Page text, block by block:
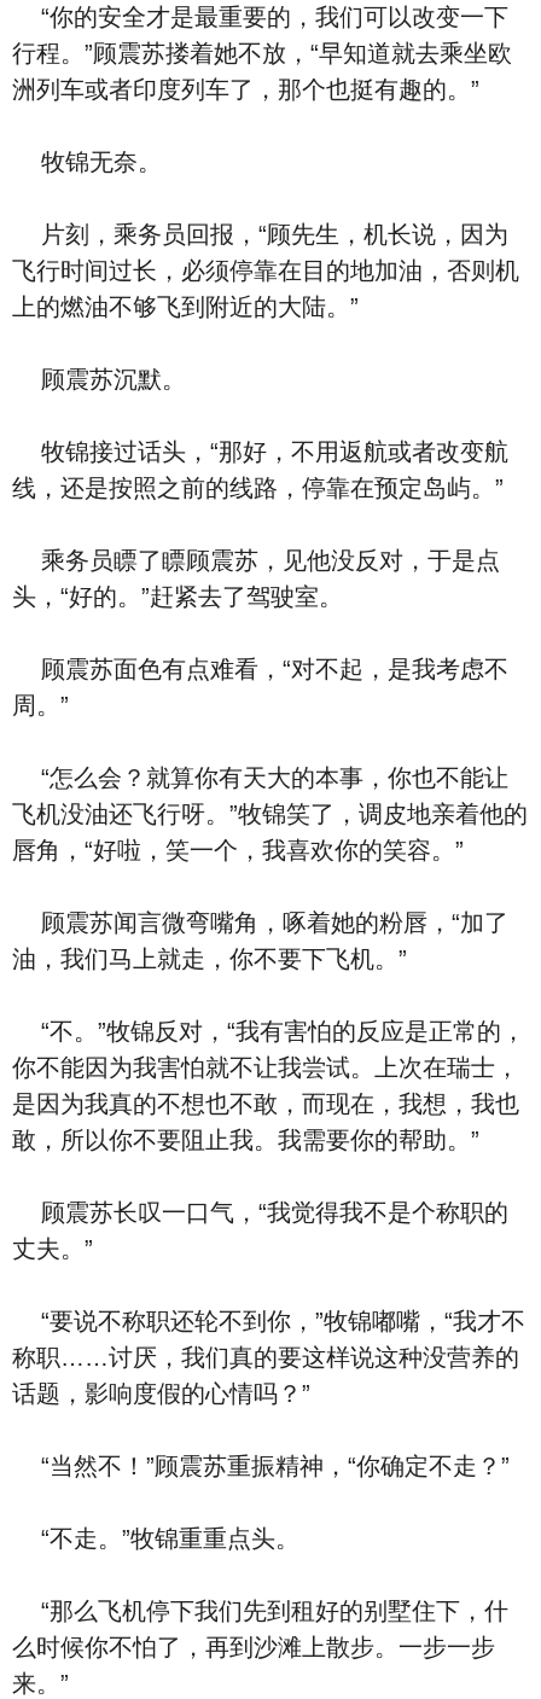
“你的安全才是最重要的，我们可以改变一下
行程。”顾震苏搂着她不放，“早知道就去乘坐欧
洲列车或者印度列车了，那个也挺有趣的。”
牧锦无奈。
片刻，乘务员回报，“顾先生，机长说，因为
飞行时间过长，必须停靠在目的地加油，否则机
上的燃油不够飞到附近的大陆。”
顾震苏沉默。
牧锦接过话头，“那好，不用返航或者改变航
线，还是按照之前的线路，停靠在预定岛屿。”
乘务员瞟了瞟顾震苏，见他没反对，于是点
头，“好的。”赶紧去了驾驶室。
顾震苏面色有点难看，“对不起，是我考虑不
周。”
“怎么会？就算你有天大的本事，你也不能让
飞机没油还飞行呀。”牧锦笑了，调皮地亲着他的
唇角，“好啦，笑一个，我喜欢你的笑容。”
顾震苏闻言微弯嘴角，啄着她的粉唇，“加了
油，我们马上就走，你不要下飞机。”
“不。”牧锦反对，“我有害怕的反应是正常的，
你不能因为我害怕就不让我尝试。上次在瑞士，
是因为我真的不想也不敢，而现在，我想，我也
敢，所以你不要阻止我。我需要你的帮助。”
顾震苏长叹一口气，“我觉得我不是个称职的
丈夫。”
“要说不称职还轮不到你，”牧锦嘟嘴，“我才不
称职……讨厌，我们真的要这样说这种没营养的
话题，影响度假的心情吗？”
“当然不！”顾震苏重振精神，“你确定不走？”
“不走。”牧锦重重点头。
“那么飞机停下我们先到租好的别墅住下，什
么时候你不怕了，再到沙滩上散步。一步一步
来。”